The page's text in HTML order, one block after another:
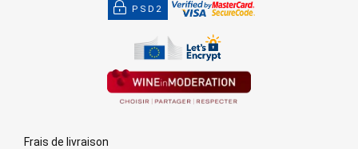
PSD2
Frais de livraison